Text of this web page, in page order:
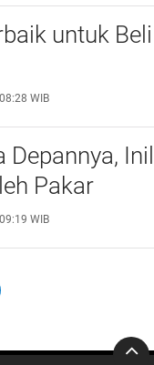
untuk
WIB
Depannya,
Pakar
WIB